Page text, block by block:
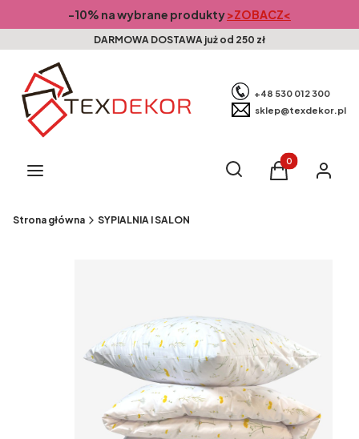
-10% na wybrane produkty>ZOBACZ<
DARMOWA DOSTAWA już od 250 zł
+48 530 012 300
sklep@texdekor.pl
Menu Otwórz wyszukiwarkę
Szukaj Produkty w
Koszyk Zaloguj
Strona główna SYPIALNIA I SALON